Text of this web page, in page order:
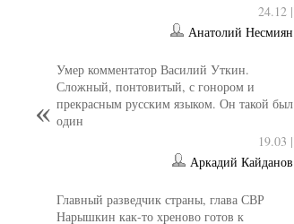
24.12 |
Анатолий Несмиян
Умер комментатор Василий Уткин.
Сложный, понтовитый, с гонором и
прекрасным русским языком. Он такой был
один
19.03 |
Аркадий Кайданов
Главный разведчик страны, глава СВР
Нарышкин как-то хреново готов к